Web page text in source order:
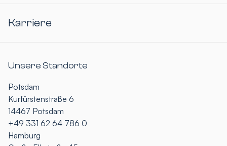
Karriere
Unsere Standorte
Potsdam
Kurfürstenstraße 6
14467 Potsdam
+49 331 62 64 786 0
Hamburg